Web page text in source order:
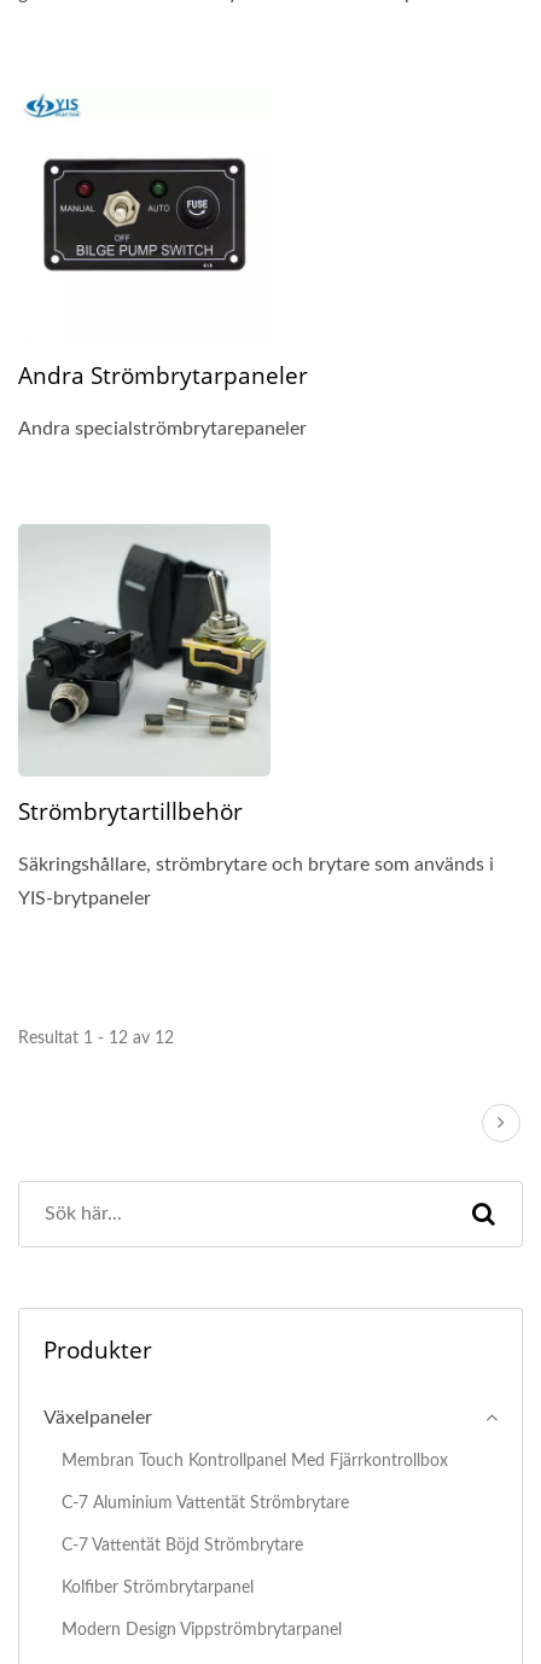
Andra Strömbrytarpaneler
Andra specialströmbrytarepaneler
Strömbrytartillbehör
Säkringshållare, strömbrytare och brytare som används i
YIS-brytpaneler
Resultat 1 - 12 av 12
Produkter
Växelpaneler
Membran Touch Kontrollpanel Med Fjärrkontrollbox
C-7 Aluminium Vattentät Strömbrytare
C-7 Vattentät Böjd Strömbrytare
Kolfiber Strömbrytarpanel
Modern Design Vippströmbrytarpanel